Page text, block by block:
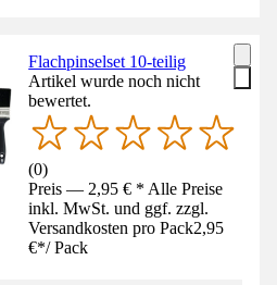
Flachpinselset 10-teilig
Artikel wurde noch nicht
bewertet.
(0)
Preis — 2,95 € * Alle Preise
inkl. MwSt. und ggf. zzgl.
Versandkosten pro Pack2,95
€*/ Pack